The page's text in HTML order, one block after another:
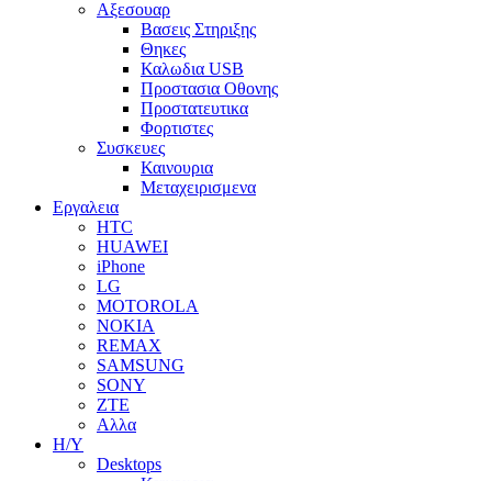
Αξεσουαρ
Βασεις Στηριξης
Θηκες
Καλωδια USB
Προστασια Οθονης
Προστατευτικα
Φορτιστες
Συσκευες
Καινουρια
Μεταχειρισμενα
Εργαλεια
HTC
HUAWEI
iPhone
LG
MOTOROLA
NOKIA
REMAX
SAMSUNG
SONY
ZTE
Αλλα
Η/Υ
Desktops